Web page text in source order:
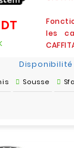
les
Prix
Disponibilité
Sousse